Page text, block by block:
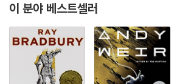
이 분야 베스트셀러